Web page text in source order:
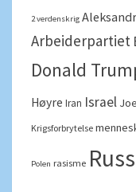
2 verdenskrig
Arbeiderpartiet
Donald
Høyre Iran Israel
Krigsforbrytelse
Polen rasisme